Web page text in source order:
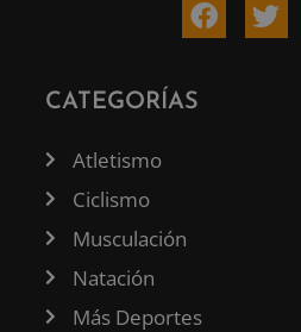
CATEGORÍAS
Atletismo
Ciclismo
Musculación
Natación
Más Deportes